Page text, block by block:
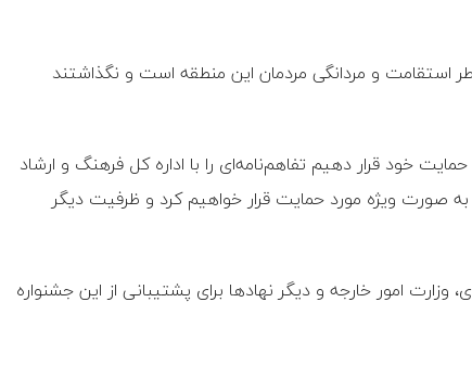
استقامت و مردانگی مردمان این منطقه است و نگذاشتند
خود قرار دهیم تفاهم‌نامه‌ای را با اداره کل فرهنگ و ارشاد
به صورت ویژه مورد حمایت قرار خواهیم کرد و ظرفیت دیگر
امور خارجه و دیگر نهادها برای پشتیبانی از این جشنواره